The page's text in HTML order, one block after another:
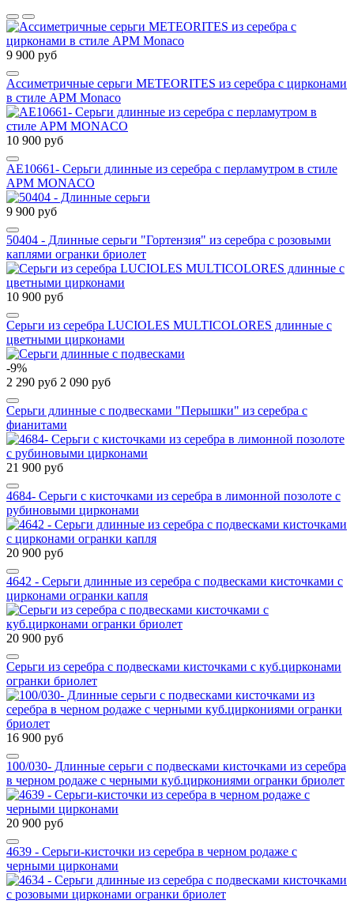
9 900 руб
Ассиметричные серьги METEORITES из серебра с цирконами
в стиле APM Monaco
10 900 руб
AE10661- Серьги длинные из серебра с перламутром в стиле
APM MONACO
9 900 руб
50404 - Длинные серьги "Гортензия" из серебра с розовыми
каплями огранки бриолет
10 900 руб
Серьги из серебра LUCIOLES MULTICOLORES длинные с
цветными цирконами
-9%
2 290 руб 2 090 руб
Серьги длинные с подвесками "Перышки" из серебра с
фианитами
21 900 руб
4684- Серьги с кисточками из серебра в лимонной позолоте с
рубиновыми цирконами
20 900 руб
4642 - Серьги длинные из серебра с подвесками кисточками с
цирконами огранки капля
20 900 руб
Серьги из серебра с подвесками кисточками с куб.цирконами
огранки бриолет
16 900 руб
100/030- Длинные серьги с подвесками кисточками из серебра
в черном родаже с черными куб.циркониями огранки бриолет
20 900 руб
4639 - Серьги-кисточки из серебра в черном родаже с
черными цирконами